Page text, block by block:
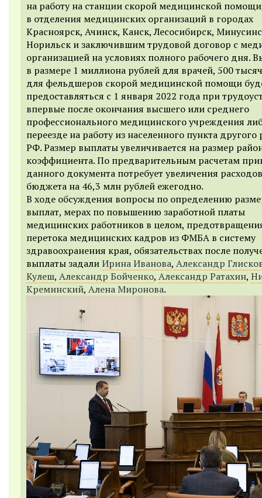
на работу на станции скорой медицинской
в отделения медицинских организаций в городах
Красноярск, Ачинск, Канск, Лесосибирск,
Норильск и заключившим трудовой договор с
организацией на условиях полного рабочего дня.
в размере 1 миллиона рублей для врачей, 500
для фельдшеров скорой медицинской помощи
предоставляться с 1 января 2022 года при
впервые после окончания высшего или среднего
профессионального медицинского учреждения
переезде на работу из населенного пункта другого
РФ. Размер выплаты увеличивается на размер
коэффициента. По предварительным расчетам
данного документа потребует увеличения
бюджета на 46,3 млн рублей ежегодно.
В ходе обсуждения вопросы по определению
выплат, мерах по повышению заработной платы
медицинских работников в целом,
перетока медицинских кадров из ФМБА в систему
здравоохранения края, обязательствах после
выплаты задалиИрина Иванова, Александр
Кулеш, Александр Бойченко, Александр Ратахин,
Креминский, Алена Миронова.